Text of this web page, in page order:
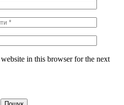
in this browser for the next